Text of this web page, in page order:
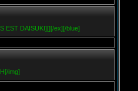
EST DAISUKI][][/ex][/blue]
img]